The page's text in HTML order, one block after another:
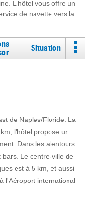
L'hôtel vous offre un
de navette vers la
Situation
de Naples/Floride. La
l'hôtel propose un
Dans les alentours
bars. Le centre-ville de
est à 5 km, et aussi
l'Aéroport international